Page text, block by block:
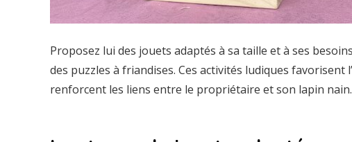
Proposez lui des jouets adaptés à sa taille et à ses
des puzzles à friandises. Ces activités ludiques favorisent
renforcent les liens entre le propriétaire et son lapin nain.